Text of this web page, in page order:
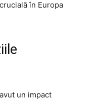
în Europa
un impact